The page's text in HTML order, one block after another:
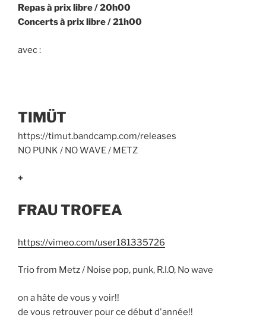
Repas à prix libre / 20h00
Concerts à prix libre / 21h00
avec :
TIMÜT
https://timut.bandcamp.com/releases
NO PUNK / NO WAVE / METZ
+
FRAU TROFEA
https://vimeo.com/user181335726
Trio from Metz / Noise pop, punk, R.I.O, No wave
on a hâte de vous y voir!!
de vous retrouver pour ce début d'année!!